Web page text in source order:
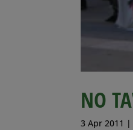
NO
3 Apr 2011 |